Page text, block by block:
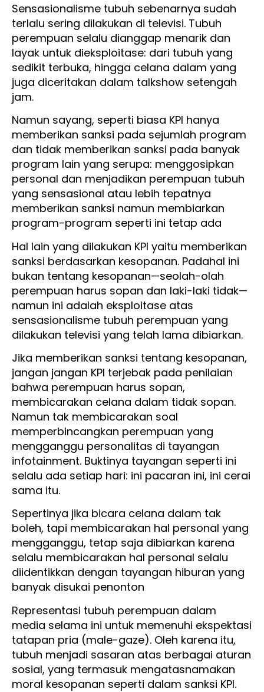
Sensasionalisme tubuh sebenarnya sudah
terlalu sering dilakukan di televisi. Tubuh
perempuan selalu dianggap menarik dan
layak untuk dieksploitase: dari tubuh yang
sedikit terbuka, hingga celana dalam yang
juga diceritakan dalam talkshow setengah
jam.
Namun sayang, seperti biasa KPI hanya
memberikan sanksi pada sejumlah program
dan tidak memberikan sanksi pada banyak
program lain yang serupa: menggosipkan
personal dan menjadikan perempuan tubuh
yang sensasional atau lebih tepatnya
memberikan sanksi namun membiarkan
program-program seperti ini tetap ada
Hal lain yang dilakukan KPI yaitu memberikan
sanksi berdasarkan kesopanan. Padahal ini
bukan tentang kesopanan—seolah-olah
perempuan harus sopan dan laki-laki tidak—
namun ini adalah eksploitase atas
sensasionalisme tubuh perempuan yang
dilakukan televisi yang telah lama dibiarkan.
Jika memberikan sanksi tentang kesopanan,
jangan jangan KPI terjebak pada penilaian
bahwa perempuan harus sopan,
membicarakan celana dalam tidak sopan.
Namun tak membicarakan soal
memperbincangkan perempuan yang
mengganggu personalitas di tayangan
infotainment. Buktinya tayangan seperti ini
selalu ada setiap hari: ini pacaran ini, ini cerai
sama itu.
Sepertinya jika bicara celana dalam tak
boleh, tapi membicarakan hal personal yang
mengganggu, tetap saja dibiarkan karena
selalu membicarakan hal personal selalu
diidentikkan dengan tayangan hiburan yang
banyak disukai penonton
Representasi tubuh perempuan dalam
media selama ini untuk memenuhi ekspektasi
tatapan pria (male-gaze). Oleh karena itu,
tubuh menjadi sasaran atas berbagai aturan
sosial, yang termasuk mengatasnamakan
moral kesopanan seperti dalam sanksi KPI.